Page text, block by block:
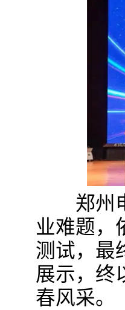
郑州电
业难题，
测试，最
展示，终
春风采。